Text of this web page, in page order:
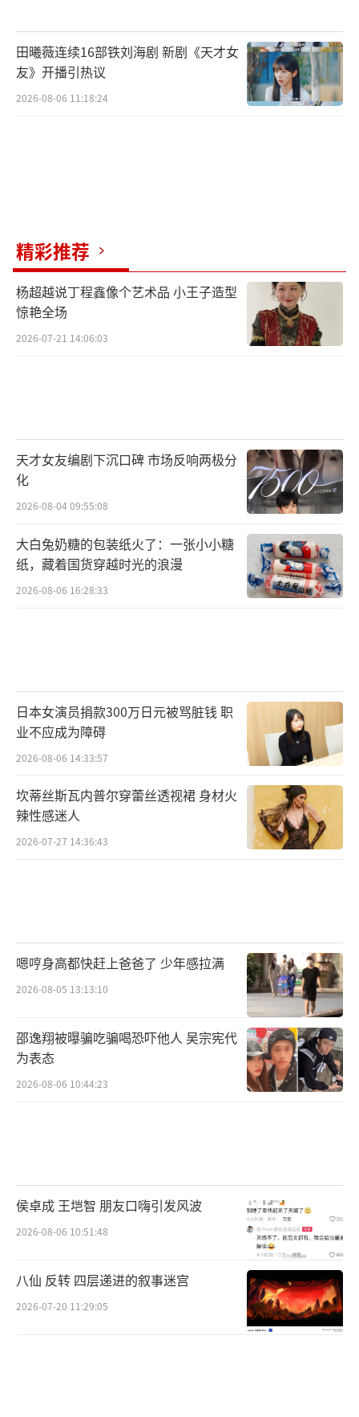
田曦薇连续16部铁刘海剧 新剧《天才女
友》开播引热议
2026-08-06 11:18:24
精彩推荐
杨超越说丁程鑫像个艺术品 小王子造型
惊艳全场
2026-07-21 14:06:03
天才女友编剧下沉口碑 市场反响两极分
化
2026-08-04 09:55:08
大白兔奶糖的包装纸火了：一张小小糖
纸，藏着国货穿越时光的浪漫
2026-08-06 16:28:33
日本女演员捐款300万日元被骂脏钱 职
业不应成为障碍
2026-08-06 14:33:57
坎蒂丝斯瓦内普尔穿蕾丝透视裙 身材火
辣性感迷人
2026-07-27 14:36:43
嗯哼身高都快赶上爸爸了 少年感拉满
2026-08-05 13:13:10
邵逸翔被曝骗吃骗喝恐吓他人 吴宗宪代
为表态
2026-08-06 10:44:23
侯卓成 王垲智 朋友口嗨引发风波
2026-08-06 10:51:48
八仙 反转 四层递进的叙事迷宫
2026-07-20 11:29:05